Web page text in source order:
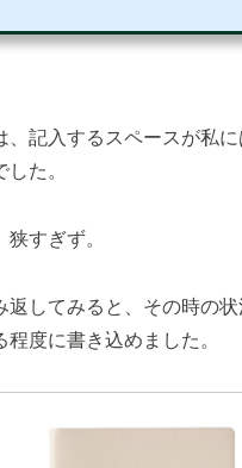
くことができるようになりました。前までは モーニングページ LIFE LOG
、記入するスペースが私
た。
狭すぎず。
返してみると、その時の
程度に書き込めました。